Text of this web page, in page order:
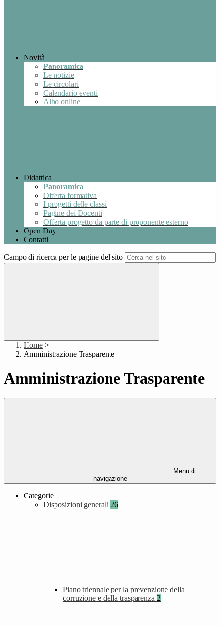
Novità
Panoramica
Le notizie
Le circolari
Calendario eventi
Albo online
Didattica
Panoramica
Offerta formativa
I progetti delle classi
Pagine dei Docenti
Offerta progetto da parte di proponente esterno
Open Day
Contatti
Campo di ricerca per le pagine del sito
Home >
Amministrazione Trasparente
Amministrazione Trasparente
Menu di
navigazione
Categorie
Disposizioni generali 26
Piano triennale per la prevenzione della
corruzione e della trasparenza 2